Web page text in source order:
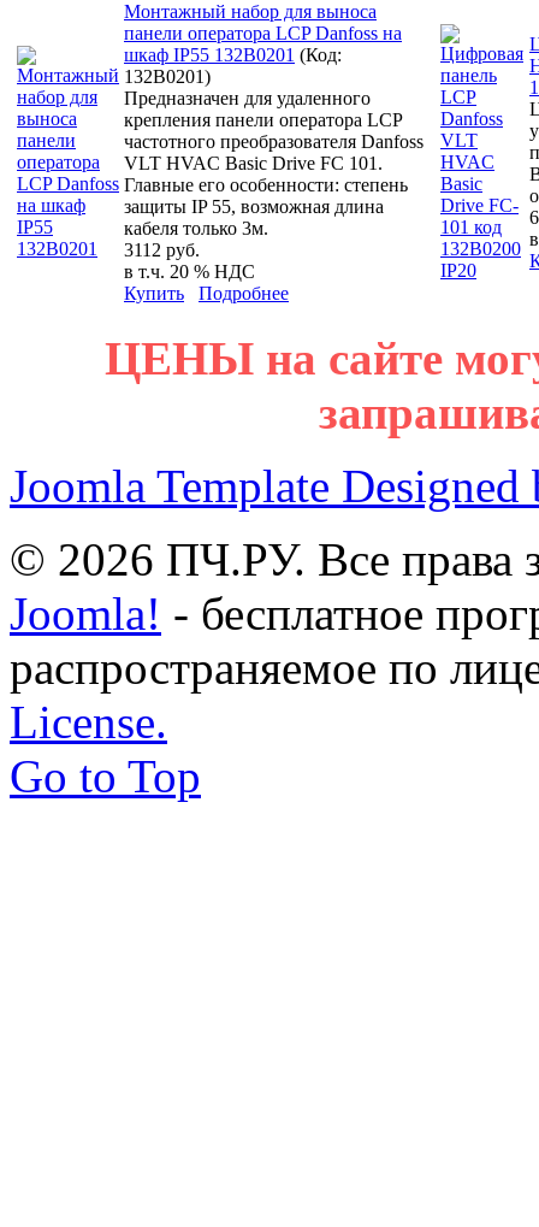
Монтажный набор для выноса
панели оператора LCP Danfoss на
шкаф IP55 132B0201 (Код:
132B0201)
Предназначен для удаленного
крепления панели оператора LCP
частотного преобразователя Danfoss
VLT HVAC Basic Drive FC 101.
Главные его особенности: степень
защиты IP 55, возможная длина
кабеля только 3м.
3112 руб.
в т.ч. 20 % НДС
Купить
Подробнее
ЦЕНЫ на сайте
Joomla Template Designed
© 2026 ПЧ.РУ. Все права
Joomla! - бесплатное
распространяемое по
License.
Go to Top